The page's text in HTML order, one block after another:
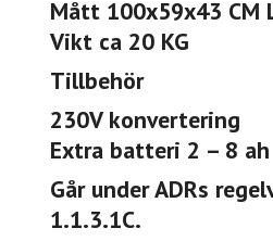
Mått 100x59x43 CM
Vikt ca 20 KG
Tillbehör
230V konvertering
Extra batteri 2 – 8 ah
Går under ADRs
1.1.3.1C.